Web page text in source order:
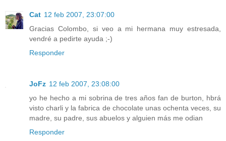
Cat 12 feb 2007, 23:07:00
Gracias Colombo, si veo a mi hermana muy estresada,
vendré a pedirte ayuda ;-)
Responder
JoFz 12 feb 2007, 23:08:00
yo he hecho a mi sobrina de tres años fan de burton, hbrá
visto charli y la fabrica de chocolate unas ochenta veces, su
madre, su padre, sus abuelos y alguien más me odian
Responder